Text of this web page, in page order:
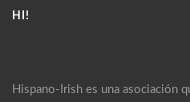
HI!
Hispano-Irish es una asociación